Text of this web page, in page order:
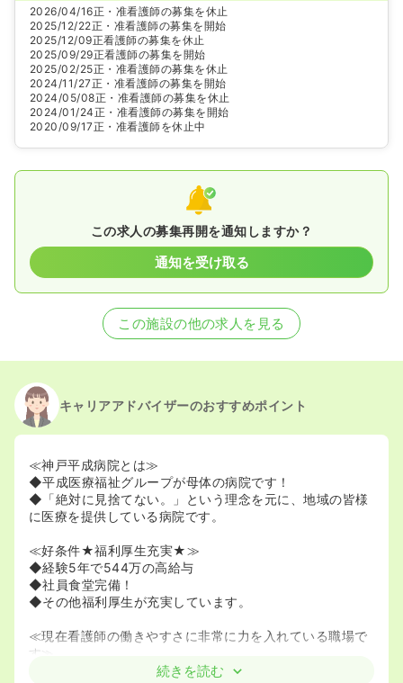
2026/04/16正・准看護師の募集を休止
2025/12/22正・准看護師の募集を開始
2025/12/09正看護師の募集を休止
2025/09/29正看護師の募集を開始
2025/02/25正・准看護師の募集を休止
2024/11/27正・准看護師の募集を開始
2024/05/08正・准看護師の募集を休止
2024/01/24正・准看護師の募集を開始
2020/09/17正・准看護師を休止中
この求人の募集再開を通知しますか？
通知を受け取る
この施設の他の求人を見る
キャリアアドバイザーのおすすめポイント
≪神戸平成病院とは≫
◆平成医療福祉グループが母体の病院です！
◆「絶対に見捨てない。」という理念を元に、地域の皆様
に医療を提供している病院です。
≪好条件★福利厚生充実★≫
◆経験5年で544万の高給与
◆社員食堂完備！
◆その他福利厚生が充実しています。
≪現在看護師の働きやすさに非常に力を入れている職場で
す≫
◆有休消化率は高く、残業もほとんど無いため、ライフワ
続きを読む